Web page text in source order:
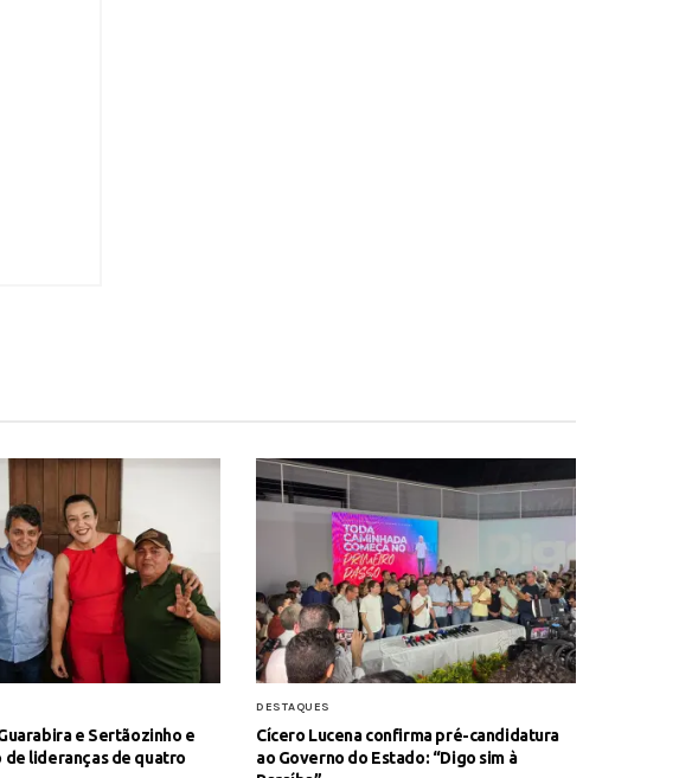
e Sertãozinho e
de lideranças de quatro
DESTAQUES
Cícero Lucena confirma pré-candidatura
ao Governo do Estado: “Digo sim à